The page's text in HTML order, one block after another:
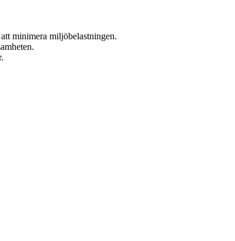
minimera miljöbelastningen.